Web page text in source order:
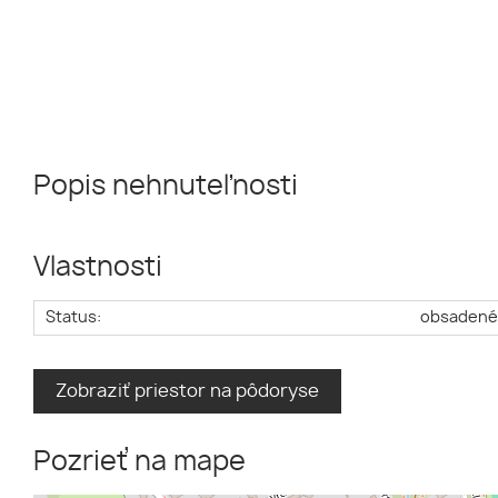
Popis nehnuteľnosti
Vlastnosti
Status: obsadené
Zobraziť priestor na pôdoryse
Pozrieť na mape